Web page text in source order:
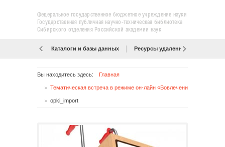
Федеральное государственное бюджетное учреждение науки
Государственная публичная научно-техническая библиотека
Сибирского отделения Российской академии наук
Каталоги и базы данных Ресурсы удаленного доступа
Вы находитесь здесь: Главная
opki_import